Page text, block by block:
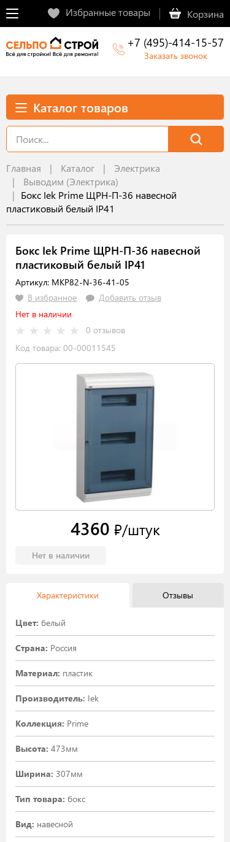
Избранные товары Корзина
+7 (495)-414-15-57
Заказать звонок
Каталог товаров
Главная Каталог
Электрика
Выводим (Электрика)
Бокс Iek Prime ЩРН-П-36 навесной
пластиковый белый IP41
Бокс Iek Prime ЩРН-П-36 навесной
пластиковый белый IP41
Артикул: MKP82-N-36-41-05
В избранное
Добавить отзыв
Нет в наличии
0 отзывов
Код товара: 00-00011545
4360 ₽/штук
Нет в наличии
Характеристики Отзывы
Цвет: белый
Страна: Россия
Материал: пластик
Производитель: Iek
Коллекция: Prime
Высота: 473мм
Ширина: 307мм
Тип товара: бокс
Вид: навесной